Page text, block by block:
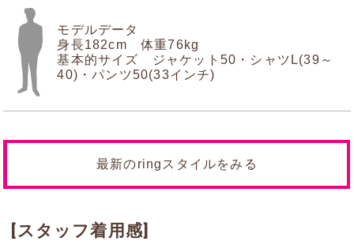
モデルデータ
身長182cm 体重76kg
基本的サイズ ジャケット50・シャツL(39～
40)・パンツ50(33インチ)
最新のringスタイルをみる
[スタッフ着用感]